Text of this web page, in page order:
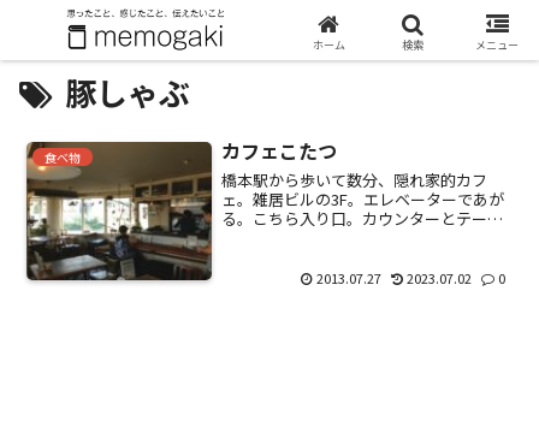
豚しゃぶ
食べ物 カフェこたつ
橋本駅から歩いて数分、隠れ家的カフ
ェ。雑居ビルの3F。エレベーターであが
る。こちら入り口。カウンターとテーブ
リンク、デザート付きのセットで1,000
2013.07.27 2023.07.02 0
ホーム 検索 メニュー